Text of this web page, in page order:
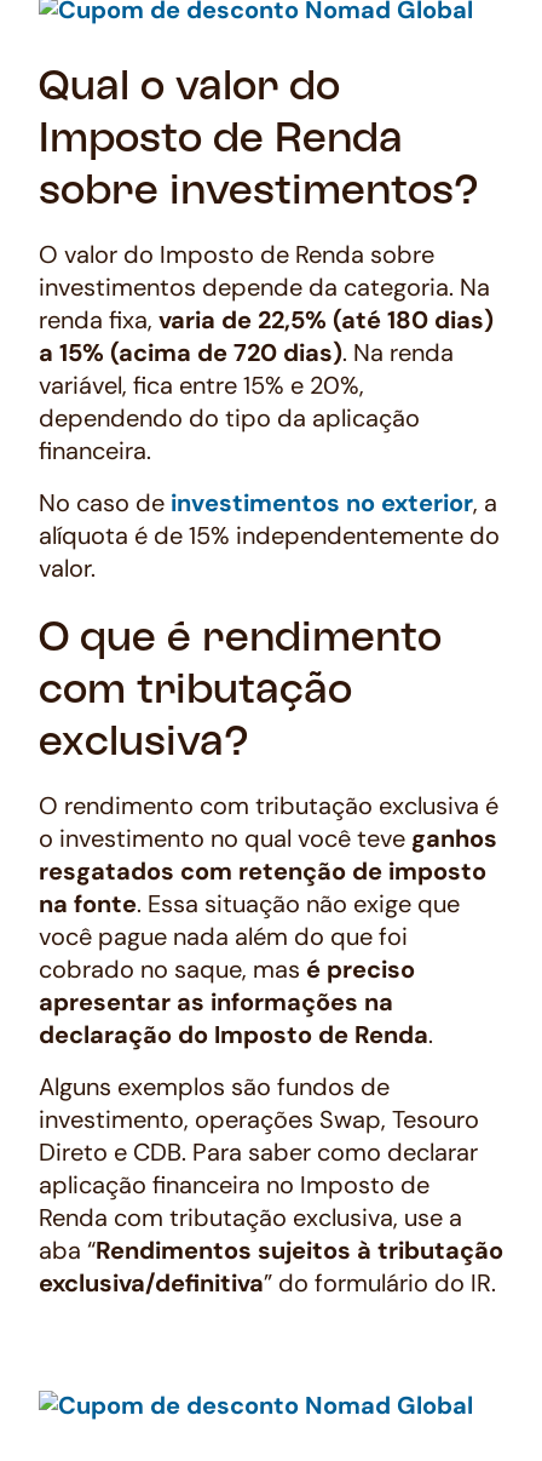
Qual o valor do
Imposto de Renda
sobre investimentos?
O valor do Imposto de Renda sobre
investimentos depende da categoria. Na
renda fixa, varia de 22,5% (até 180 dias)
a 15% (acima de 720 dias). Na renda
variável, fica entre 15% e 20%,
dependendo do tipo da aplicação
financeira.
No caso de investimentos no exterior, a
alíquota é de 15% independentemente do
valor.
O que é rendimento
com tributação
exclusiva?
O rendimento com tributação exclusiva é
o investimento no qual você teve ganhos
resgatados com retenção de imposto
na fonte. Essa situação não exige que
você pague nada além do que foi
cobrado no saque, mas é preciso
apresentar as informações na
declaração do Imposto de Renda.
Alguns exemplos são fundos de
investimento, operações Swap, Tesouro
Direto e CDB. Para saber como declarar
aplicação financeira no Imposto de
Renda com tributação exclusiva, use a
aba “Rendimentos sujeitos à tributação
exclusiva/definitiva” do formulário do IR.